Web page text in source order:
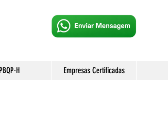
PBQP-H Empresas Certificadas